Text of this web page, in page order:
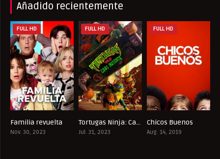
Añadido recientemente
FULL HD
Familia revuelta
Nov. 30, 2023
7.7
FULL HD
Tortugas Ninja: Caos mutante
Jul. 31, 2023
FULL HD
Chicos Buenos
Aug. 14, 2019